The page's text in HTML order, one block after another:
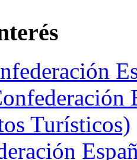
Turísticos)